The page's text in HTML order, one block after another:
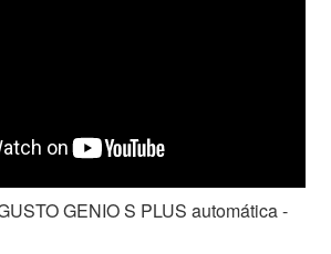
GENIO S PLUS automática -